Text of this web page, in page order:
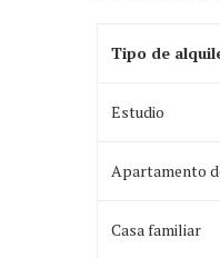
Tipo de
Estudio
Apartamento
Casa familiar